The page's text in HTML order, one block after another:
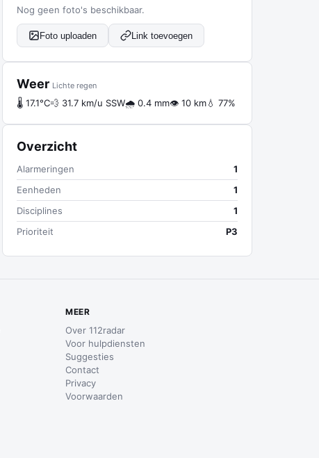
Nog geen foto's beschikbaar.
Foto uploaden Link toevoegen
Weer Lichte regen
🌡 17.1°C💨 31.7 km/u SSW🌧 0.4 mm👁 10 km💧 77%
Overzicht
Alarmeringen
1
Eenheden
1
Disciplines
1
Prioriteit
P3
MEER
Over 112radar
Voor hulpdiensten
Suggesties
Contact
Privacy
Voorwaarden